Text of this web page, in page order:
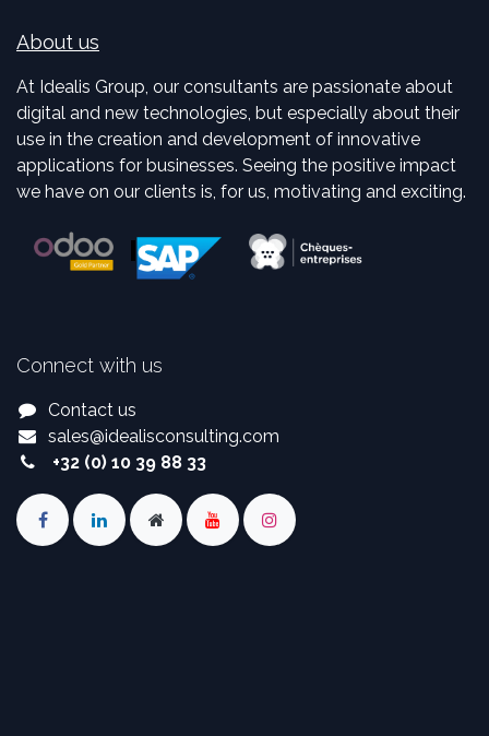
About us
At Idealis Group, our consultants are passionate about
digital and new technologies, but especially about their
use in the creation and development of innovative
applications for businesses. Seeing the positive impact
we have on our clients is, for us, motivating and exciting.
Connect with us
Contact us
sales@idealisconsulting.com
+32 (0) 10 39 88 33